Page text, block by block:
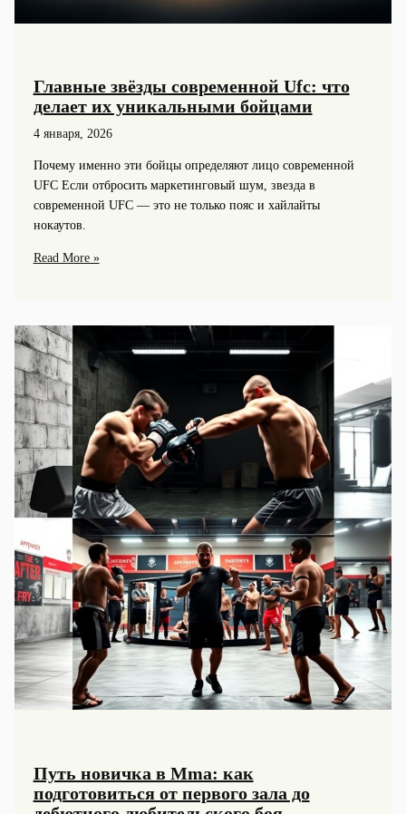
Главные звёзды современной Ufc: что
делает их уникальными бойцами
4 января, 2026
Почему именно эти бойцы определяют лицо современной
UFC Если отбросить маркетинговый шум, звезда в
современной UFC — это не только пояс и хайлайты
нокаутов.
Главные
что
делает
их
уникальными
бойцами
Read More »
Путь новичка в Mma: как
подготовиться от первого зала до